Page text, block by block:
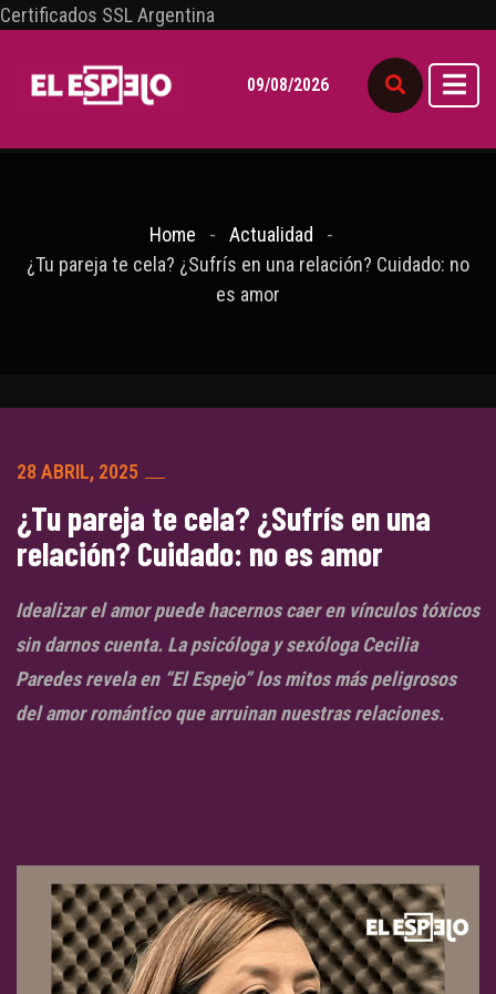
Certificados SSL Argentina
09/08/2026
Home
Actualidad
¿Tu pareja te cela? ¿Sufrís en una relación? Cuidado: no
es amor
28 ABRIL, 2025
¿Tu pareja te cela? ¿Sufrís en una
relación? Cuidado: no es amor
Idealizar el amor puede hacernos caer en vínculos tóxicos
sin darnos cuenta. La psicóloga y sexóloga Cecilia
Paredes revela en “El Espejo” los mitos más peligrosos
del amor romántico que arruinan nuestras relaciones.